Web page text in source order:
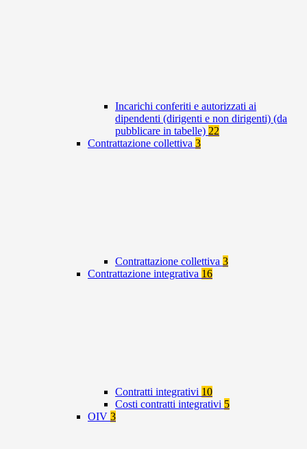
Incarichi conferiti e autorizzati ai
dipendenti (dirigenti e non dirigenti) (da
pubblicare in tabelle) 22
Contrattazione collettiva 3
Contrattazione collettiva 3
Contrattazione integrativa 16
Contratti integrativi 10
Costi contratti integrativi 5
OIV 3